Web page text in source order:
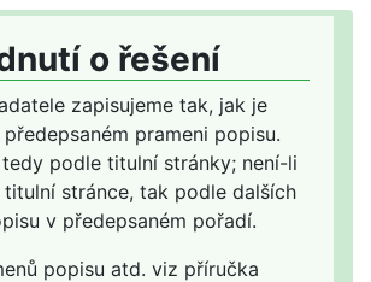
o řešení
zapisujeme tak, jak je
prameni popisu.
podle titulní stránky; není-li
titulní stránce, tak podle dalších
v předepsaném pořadí.
popisu atd. viz příručka